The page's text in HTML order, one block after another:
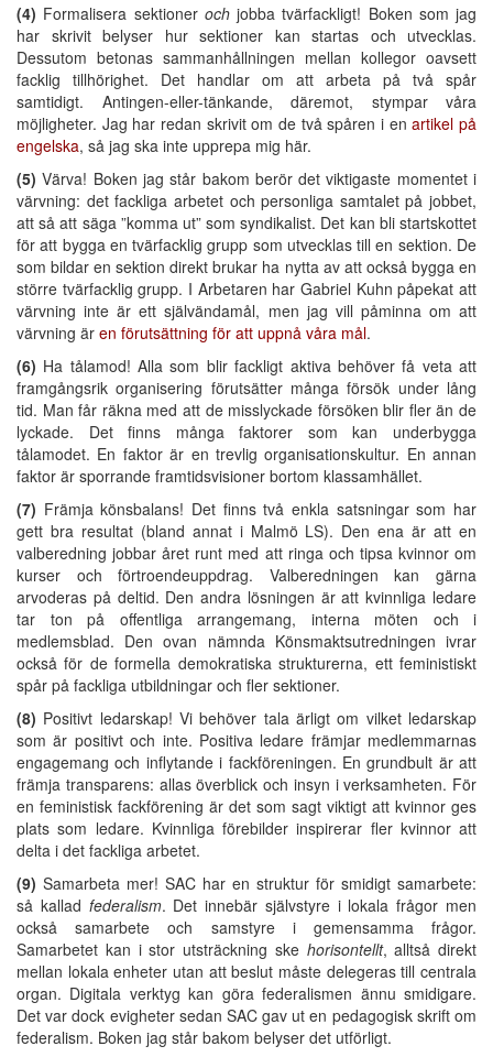
(4) Formalisera sektioner ochjobba tvärfackligt! Boken som jag
har skrivit belyser hur sektioner kan startas och utvecklas.
Dessutom betonas sammanhållningen mellan kollegor oavsett
facklig tillhörighet. Det handlar om att arbeta på två spår
samtidigt. Antingen-eller-tänkande, däremot, stympar våra
möjligheter. Jag har redan skrivit om de två spåren i enartikel på
engelska, så jag ska inte upprepa mig här.
(5) Värva! Boken jag står bakom berör det viktigaste momentet i
värvning: det fackliga arbetet och personliga samtalet på jobbet,
att så att säga ”komma ut” som syndikalist. Det kan bli startskottet
för att bygga en tvärfacklig grupp som utvecklas till en sektion. De
som bildar en sektion direkt brukar ha nytta av att också bygga en
större tvärfacklig grupp. I Arbetaren har Gabriel Kuhn påpekat att
värvning inte är ett självändamål, men jag vill påminna om att
värvning är en förutsättning för att uppnå våra mål.
(6) Ha tålamod! Alla som blir fackligt aktiva behöver få veta att
framgångsrik organisering förutsätter många försök under lång
tid. Man får räkna med att de misslyckade försöken blir fler än de
lyckade. Det finns många faktorer som kan underbygga
tålamodet. En faktor är en trevlig organisationskultur. En annan
faktor är sporrande framtidsvisioner bortom klassamhället.
(7) Främja könsbalans! Det finns två enkla satsningar som har
gett bra resultat (bland annat i Malmö LS). Den ena är att en
valberedning jobbar året runt med att ringa och tipsa kvinnor om
kurser och förtroendeuppdrag. Valberedningen kan gärna
arvoderas på deltid. Den andra lösningen är att kvinnliga ledare
tar ton på offentliga arrangemang, interna möten och i
medlemsblad. Den ovan nämnda Könsmaktsutredningen ivrar
också för de formella demokratiska strukturerna, ett feministiskt
spår på fackliga utbildningar och fler sektioner.
(8) Positivt ledarskap! Vi behöver tala ärligt om vilket ledarskap
som är positivt och inte. Positiva ledare främjar medlemmarnas
engagemang och inflytande i fackföreningen. En grundbult är att
främja transparens: allas överblick och insyn i verksamheten. För
en feministisk fackförening är det som sagt viktigt att kvinnor ges
plats som ledare. Kvinnliga förebilder inspirerar fler kvinnor att
delta i det fackliga arbetet.
(9) Samarbeta mer! SAC har en struktur för smidigt samarbete:
så kallad federalism. Det innebär självstyre i lokala frågor men
också samarbete och samstyre i gemensamma frågor.
Samarbetet kan i stor utsträckning ske horisontellt, alltså direkt
mellan lokala enheter utan att beslut måste delegeras till centrala
organ. Digitala verktyg kan göra federalismen ännu smidigare.
Det var dock evigheter sedan SAC gav ut en pedagogisk skrift om
federalism. Boken jag står bakom belyser det utförligt.